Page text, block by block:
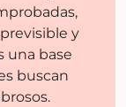
y
una base
buscan